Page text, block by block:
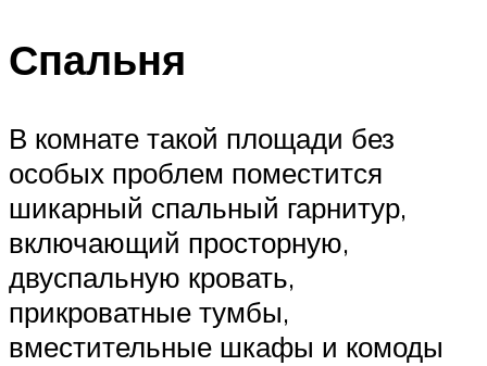
Спальня
В комнате такой площади без
особых проблем поместится
шикарный спальный гарнитур,
включающий просторную,
двуспальную кровать,
прикроватные тумбы,
вместительные шкафы и комоды